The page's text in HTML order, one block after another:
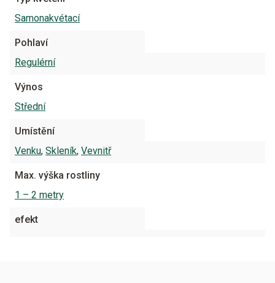
Samonakvétací
Pohlaví
Regulérní
Výnos
Střední
Umístění
Venku, Skleník, Vevnitř
Max. výška rostliny
1 – 2 metry
efekt